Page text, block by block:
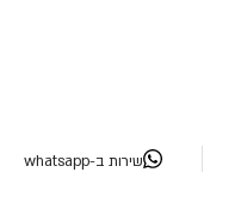
שירות ב-whatsapp